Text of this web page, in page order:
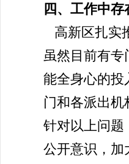
四、工作中
高新区扎实
虽然目前有专
能全身心的投
门和各派出
针对以上问题
公开意识，加